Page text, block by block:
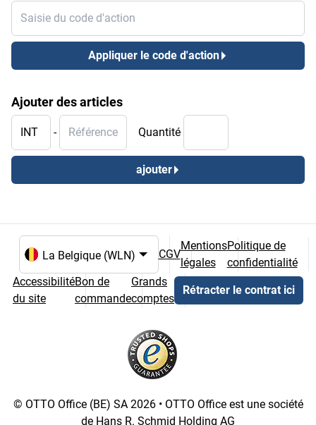
Saisie du code d'action
Appliquer le code d'action
Ajouter des articles
INT
-
Référence
Quantité
ajouter
Choix de la langue et du pays
CGV
Mentions
légales
Politique de
confidentialité
Accessibilité
du site
Bon de
commande
Grands
comptes
Rétracter le contrat ici
© OTTO Office (BE) SA 2026 • OTTO Office est une société
de Hans R. Schmid Holding AG